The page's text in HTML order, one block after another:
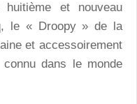
et nouveau
le « Droopy » de la
et accessoirement
connu dans le monde